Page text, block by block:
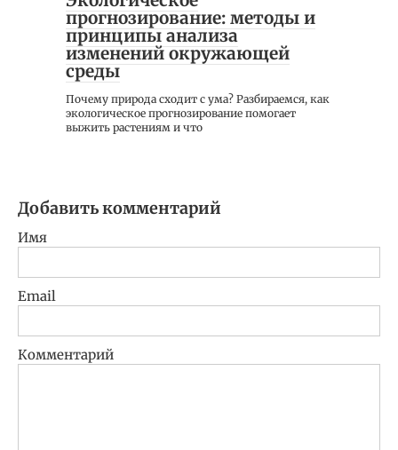
прогнозирование: методы и
принципы анализа
изменений окружающей
среды
Почему природа сходит с ума? Разбираемся, как
экологическое прогнозирование помогает
выжить растениям и что
Добавить комментарий
Имя
Email
Комментарий